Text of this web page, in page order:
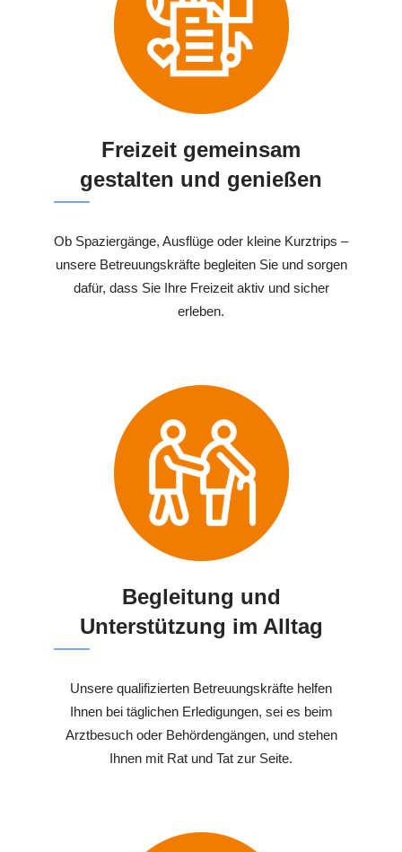
Freizeit gemeinsam
gestalten und genießen
Ob Spaziergänge, Ausflüge oder kleine Kurztrips –
unsere Betreuungskräfte begleiten Sie und sorgen
dafür, dass Sie Ihre Freizeit aktiv und sicher
erleben.
Begleitung und
Unterstützung im Alltag
Unsere qualifizierten Betreuungskräfte helfen
Ihnen bei täglichen Erledigungen, sei es beim
Arztbesuch oder Behördengängen, und stehen
Ihnen mit Rat und Tat zur Seite.